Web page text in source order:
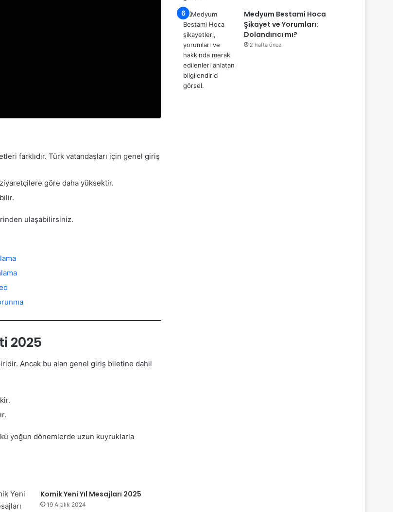
farklıdır. Türk vatandaşları için genel giriş
göre daha yüksektir.
ulaşabilirsiniz.
2025
Ancak bu alan genel giriş biletine dahil
yoğun dönemlerde uzun kuyruklarla
Komik Yeni Yıl Mesajları 2025
19 Aralık 2024
Medyum Bestami Hoca
Şikayet ve Yorumları:
Dolandırıcı mı?
2 hafta önce